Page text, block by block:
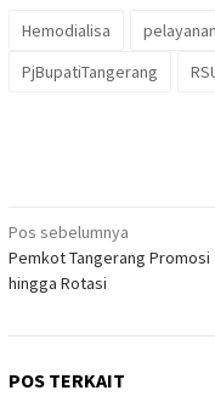
Hemodialisa pelayanan
PjBupatiTangerang
Navigasi
pos
Pos sebelumnya
Pemkot Tangerang Promosi
hingga Rotasi
POS TERKAIT